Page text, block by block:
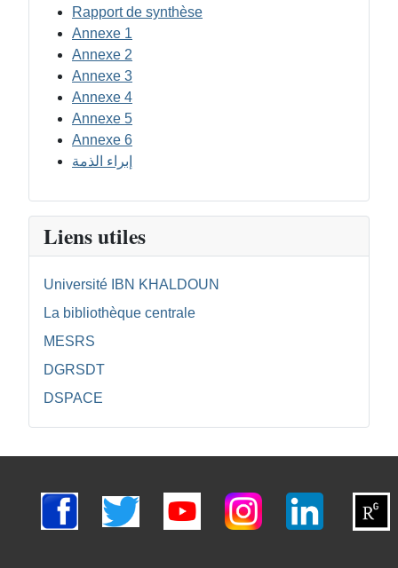
Rapport de synthèse
Annexe 1
Annexe 2
Annexe 3
Annexe 4
Annexe 5
Annexe 6
إبراء الذمة
Liens utiles
Université IBN KHALDOUN
La bibliothèque centrale
MESRS
DGRSDT
DSPACE